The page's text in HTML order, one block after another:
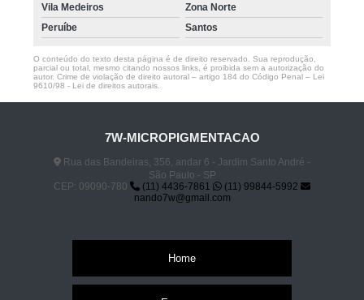
Vila Medeiros
Zona Norte
Peruíbe
Santos
O conteúdo do texto desta página é de direito reservado. Sua reprodução,
parcial ou total, mesmo citando nossos links, é proibida sem a autorização do
autor. Crime de violação de direito autoral – artigo 184 do Código Penal – Lei
9610/98 - Lei de direitos autorais
7W-MICROPIGMENTACAO
Rua das Bandeiras, 356, andar 6 - Jardim Santo André -
São Paulo - SP
CEP: 09090-780
(11) 4436-7861
(11) 99844-5992
nando7w@gmail.com
Home